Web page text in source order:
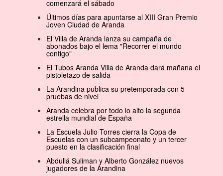
comenzará el sábado
Últimos días para apuntarse al XIII Gran Premio
Joven Ciudad de Aranda
El Villa de Aranda lanza su campaña de
abonados bajo el lema "Recorrer el mundo
contigo"
El Tubos Aranda Villa de Aranda dará mañana el
pistoletazo de salida
La Arandina publica su pretemporada con 5
pruebas de nivel
Aranda celebra por todo lo alto la segunda
estrella mundial de España
La Escuela Julio Torres cierra la Copa de
Escuelas con un subcampeonato y un tercer
puesto en la clasificación final
Abdullá Suliman y Alberto González nuevos
jugadores de la Arandina